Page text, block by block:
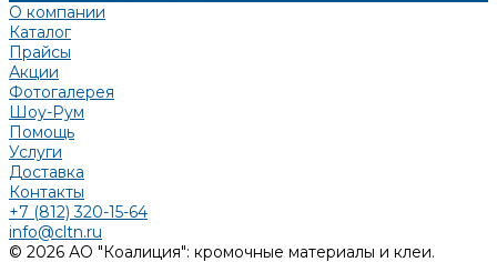
О компании
Каталог
Прайсы
Акции
Фотогалерея
Шоу-Рум
Помощь
Услуги
Доставка
Контакты
+7 (812) 320-15-64
info@cltn.ru
© 2026 АО "Коалиция": кромочные материалы и клеи.